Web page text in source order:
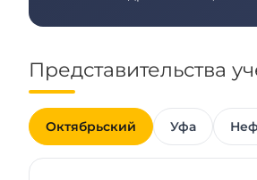
Представительства
Октябрьский Уфа